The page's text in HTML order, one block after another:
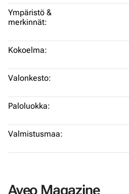
Ympäristö &
merkinnät:
Kokoelma:
Valonkesto:
Paloluokka:
Valmistusmaa:
Aveo Magazine